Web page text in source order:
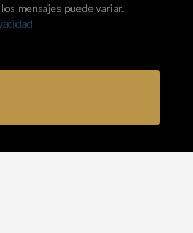
mensajes puede variar.